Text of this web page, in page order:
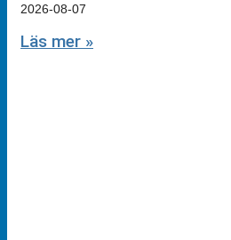
2026-08-07
Läs mer »